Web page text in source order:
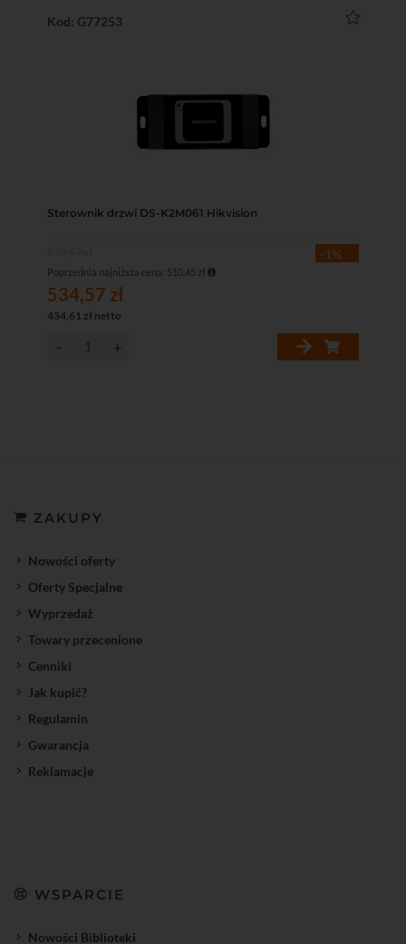
Kod: G77253
Sterownik drzwi DS-K2M061 Hikvision
-1%
Poprzednia najniższa cena: 510,45 zł
534,57 zł
434,61 zł netto
ZAKUPY
Nowości oferty
Oferty Specjalne
Wyprzedaż
Towary przecenione
Cenniki
Jak kupić?
Regulamin
Gwarancja
Reklamacje
WSPARCIE
Nowości Biblioteki